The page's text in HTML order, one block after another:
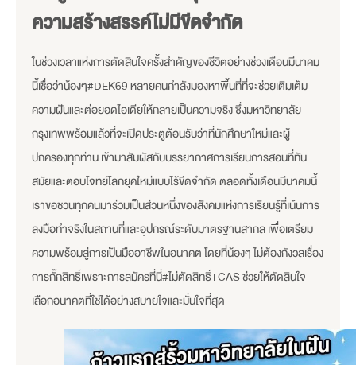
ความสร้างสรรค์ไม่มีขีดจำกัด
ในช่วงเวลาแห่งการตัดสินใจครั้งสำคัญของชีวิตอย่างช่วงเดือนมีนาคม
นี้เชื่อว่าน้องๆ#DEK69 หลายคนกำลังมองหาพื้นที่ที่จะช่วยเติมเต็ม
ความฝันและต่อยอดไอเดียให้กลายเป็นความจริง ซึ่งมหาวิทยาลัย
กรุงเทพพร้อมแล้วที่จะเปิดประตูต้อนรับว่าที่นักศึกษาใหม่และผู้
ปกครองทุกท่าน เข้ามาสัมผัสกับบรรยากาศการเรียนการสอนที่ทัน
สมัยและตอบโจทย์โลกยุคใหม่แบบไร้ขีดจำกัด ตลอดทั้งเดือนมีนาคมนี้
เราขอชวนทุกคนมาร่วมเป็นส่วนหนึ่งของสังคมแห่งการเรียนรู้ที่เน้นการ
ลงมือทำจริงในสถานที่และอุปกรณ์ระดับมาตรฐานสากล เพื่อเตรียม
ความพร้อมสู่การเป็นมืออาชีพในอนาคต โดยที่น้องๆ ไม่ต้องกังวลเรื่อง
การกั๊กสิทธิ์เพราะการสมัครที่นี่#ไม่ตัดสิทธิ์TCAS ช่วยให้ตัดสินใจ
เลือกอนาคตที่ใช่ได้อย่างสบายใจและมั่นใจที่สุด